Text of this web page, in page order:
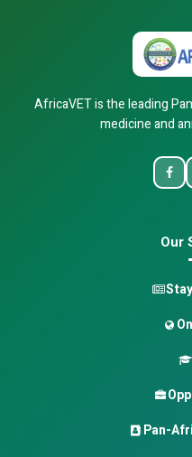
AfricaVET is the leading
medicine and
Our
Pan-